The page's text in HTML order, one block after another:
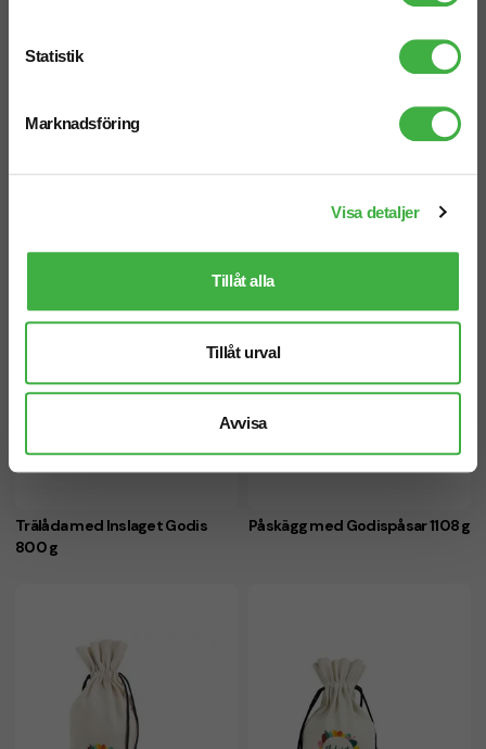
Statistik
Marknadsföring
Visa detaljer
Tillåt alla
Tillåt urval
Avvisa
kg
kg
Trälåda med Inslaget Godis
800 g
Påskägg med Godispåsar 1108 g